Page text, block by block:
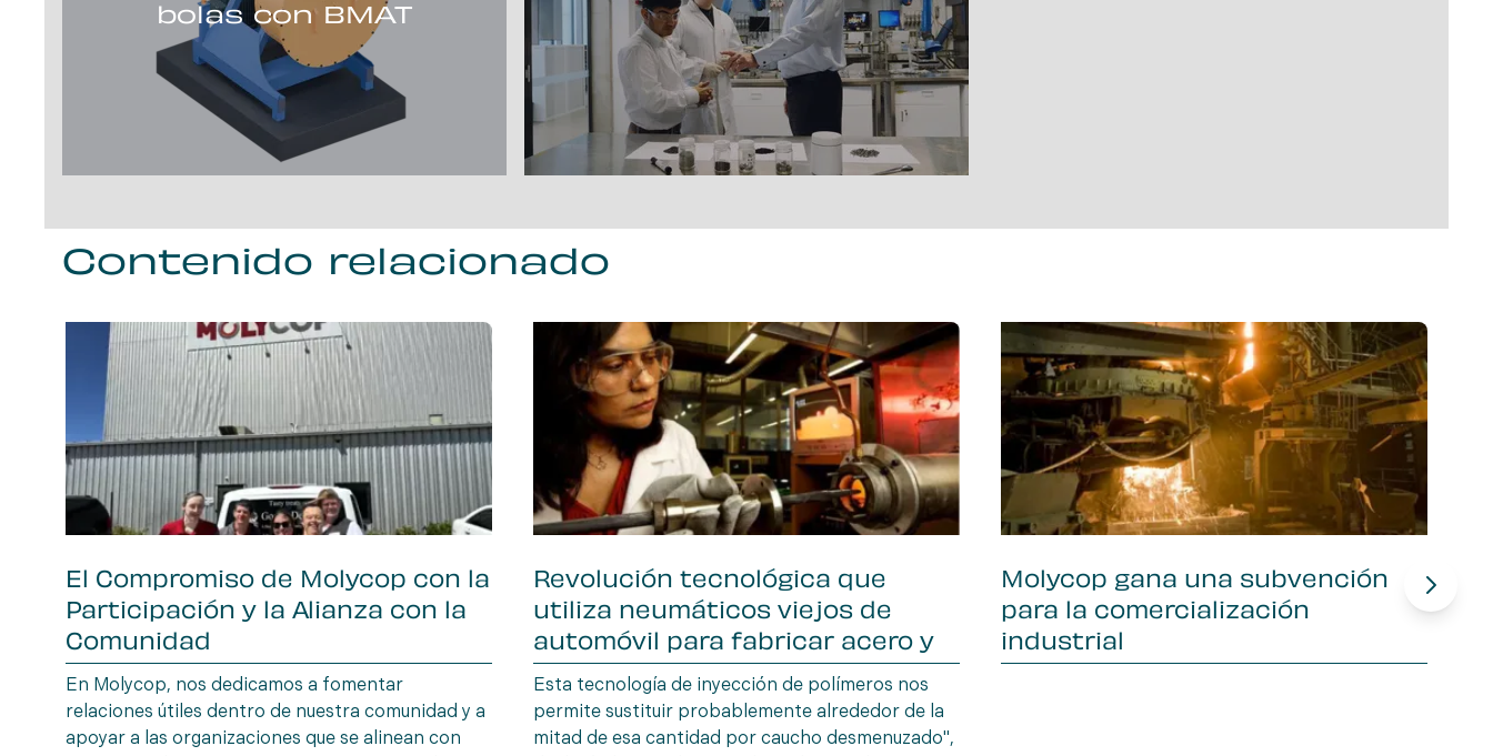
bolas con BMAT
Contenido relacionado
El Compromiso de Molycop con la
Participación y la Alianza con la
Comunidad
En Molycop, nos dedicamos a fomentar
relaciones útiles dentro de nuestra comunidad y a
apoyar a las organizaciones que se alinean con
Revolución tecnológica que
utiliza neumáticos viejos de
automóvil para fabricar acero y
acabar con e
Esta tecnología de inyección de polímeros nos
permite sustituir probablemente alrededor de la
mitad de esa cantidad por caucho desmenuzado",
Molycop gana una subvención
para la comercialización
industrial